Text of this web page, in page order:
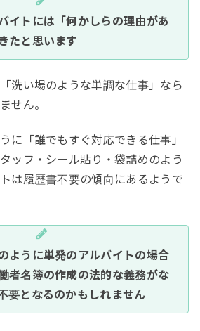
イトには「何かしらの理由があ
たと思います
洗い場のような単調な仕事」なら
せん。
に「誰でもすぐ対応できる仕事」
ッフ・シール貼り・袋詰めのよう
は履歴書不要の傾向にあるようで
ように単発のアルバイトの場合
者名簿の作成の法的な義務がな
要となるのかもしれません